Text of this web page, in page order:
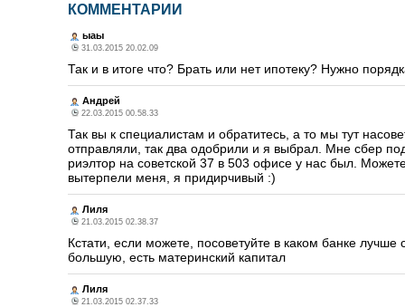
КОММЕНТАРИИ
ыаы
31.03.2015 20.02.09
Так и в итоге что? Брать или нет ипотеку? Нужно
Андрей
22.03.2015 00.58.33
Так вы к специалистам и обратитесь, а то мы тут
отправляли, так два одобрили и я выбрал. Мне сбер
риэлтор на советской 37 в 503 офисе у нас был.
вытерпели меня, я придирчивый :)
Лиля
21.03.2015 02.38.37
Кстати, если можете, посоветуйте в каком банке
большую, есть материнский капитал
Лиля
21.03.2015 02.37.33